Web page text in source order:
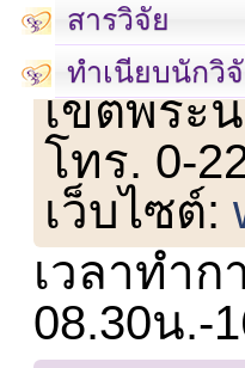
สารวิจัย
ทำเนียบนักวิ
เลขที่
เขตพระ
โทร. 0-
เว็บไซต์:
เวลาทำ
08.30น.-